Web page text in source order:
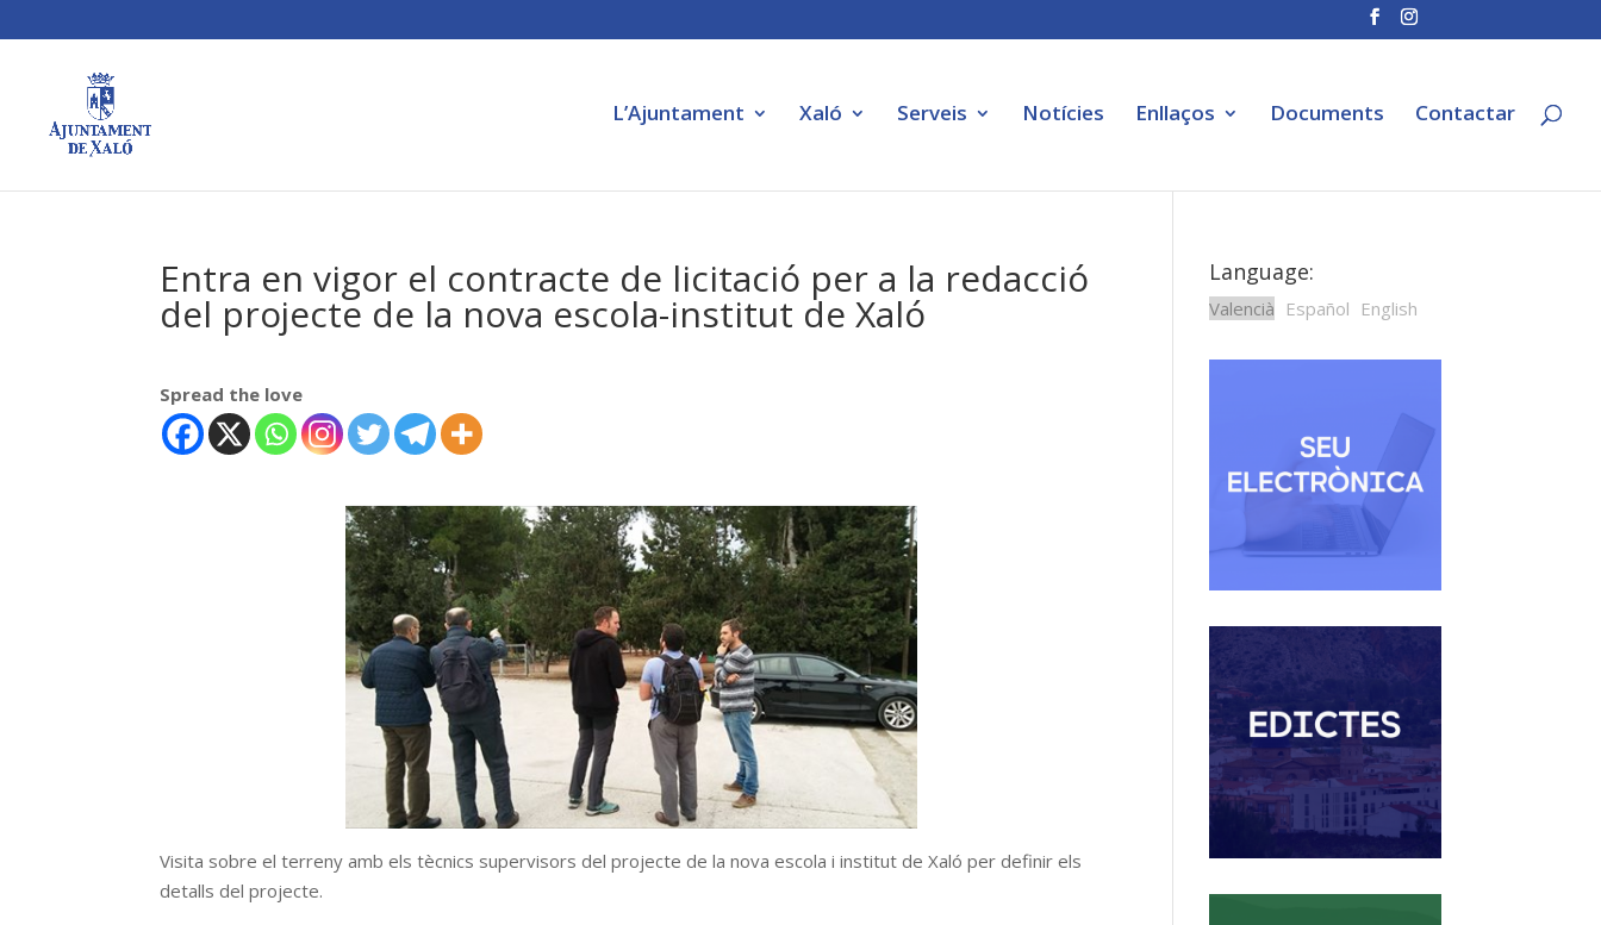
L’Ajuntament Xaló Serveis Notícies Enllaços Documents Contactar
Entra en vigor el contracte de licitació per a la redacció
del projecte de la nova escola-institut de Xaló
Spread the love
Visita sobre el terreny amb els tècnics supervisors del projecte de la nova escola i institut de Xaló per definir els
detalls del projecte.
Language:
Valencià Español English